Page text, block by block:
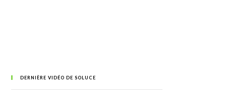
DERNIÈRE VIDÉO DE SOLUCE